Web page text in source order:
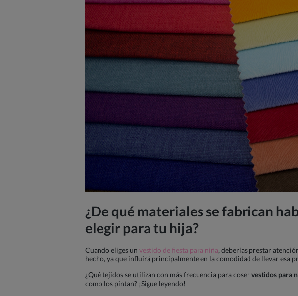
¿De qué materiales se fabrican
elegir para tu hija?
Cuando eliges un vestido de fiesta para niña, deberías prestar
hecho, ya que influirá principalmente en la comodidad de llevar esa
¿Qué tejidos se utilizan con más frecuencia para coservestidos para
como los pintan? ¡Sigue leyendo!